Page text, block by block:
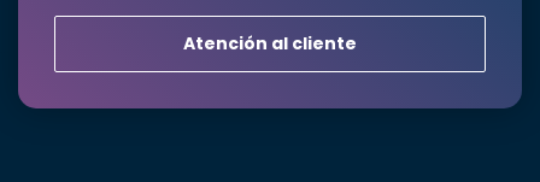
Atención al cliente